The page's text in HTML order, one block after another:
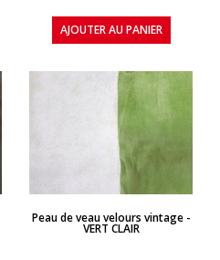
AJOUTER AU PANIER
APERÇU RAPIDE
Peau de veau velours vintage -
VERT CLAIR